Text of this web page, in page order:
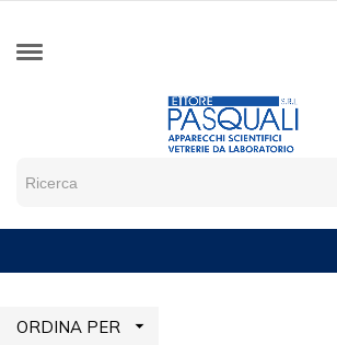
ORDINA PER 